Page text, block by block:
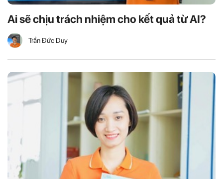
Ai sẽ chịu trách nhiệm cho kết quả từ AI?
Trần Đức Duy